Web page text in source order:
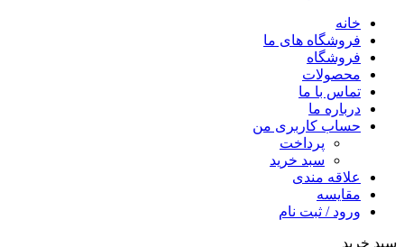
خانه
فروشگاه های ما
فروشگاه
محصولات
تماس با ما
درباره ما
حساب کاربری من
پرداخت
سبد خرید
علاقه مندی
مقایسه
ورود / ثبت نام
سبد خرید